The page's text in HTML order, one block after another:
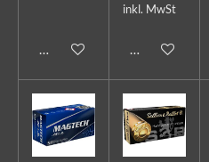
In den Warenkorb
inkl. MwSt
Bei